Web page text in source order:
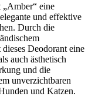
eine
und effektive
Durch die
Deodorant eine
auch ästhetisch
und die
unverzichtbaren
und Katzen.